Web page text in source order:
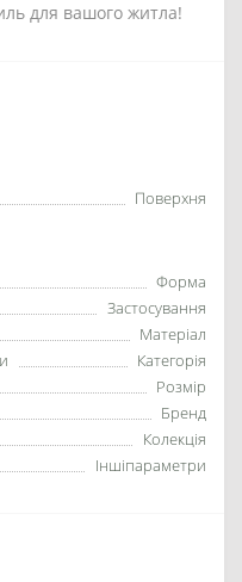
для вашого житла!
Поверхня
Форма
Застосування
Матеріал
Категорія
Розмір
Бренд
Колекція
Іншіпараметри